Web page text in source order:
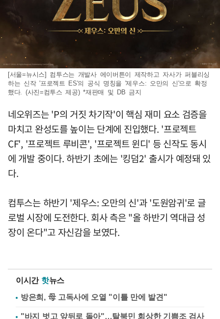
[서울=뉴시스] 컴투스는 개발사 에이버튼이 제작하고 자사가 퍼블리싱
하는 신작 '프로젝트 ES'의 공식 명칭을 '제우스: 오만의 신'으로 확정
했다. (사진=컴투스 제공) *재판매 및 DB 금지
네오위즈는 'P의 거짓 차기작'이 핵심 재미 요소 검증을
마치고 완성도를 높이는 단계에 진입했다. '프로젝트
CF', '프로젝트 루비콘', '프로젝트 윈디' 등 신작도 동시
에 개발 중이다. 하반기 초에는 '킹덤2' 출시가 예정돼 있
다.
컴투스는 하반기 '제우스: 오만의 신'과 '도원암귀'로 글
로벌 시장에 도전한다. 회사 측은 "올 하반기 역대급 성
장이 온다"고 자신감을 보였다.
이시간 핫뉴스
방은희, 母 고독사에 오열 "이틀 만에 발견"
"바지 벗고 앞뒤로 돌아"…탈북민 회상한 기쁨조 검사